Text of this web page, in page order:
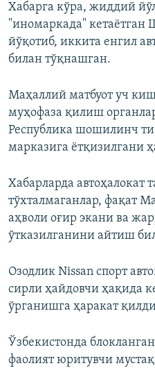
Хабарга кўра, жиддий
"иномаркада"
йўқотиб, иккита енгил
билан тўқнашган.
Маҳаллий матбуот уч
муҳофаза қилиш
Республика шошилинч
марказига ётқизилгани
Хабарларда автоҳалокат
тўхталмаганлар, фақат
аҳволи оғир экани ва
ўтказилганини айтиш
Озодлик Nissan спорт
cирли ҳайдовчи ҳақида
ўрганишга ҳаракат
Ўзбекистонда
фаолият юритувчи